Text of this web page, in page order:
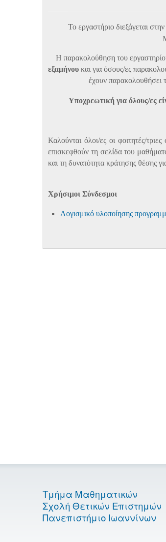
Το εργαστήριο διεξάγεται
Η παρακολούθηση του
εξαμήνου και για όσους/ες
έχουν παρακολουθήσει
Υποχρεωτική για όλους/ες
Καλούνται όλοι/ες οι φοιτητές/
επισκεφθούν τη σελίδα του
και τη δυνατότητα κράτησης θέσης
Χρήσιμοι Σύνδεσμοι
Λογισμικό υλοποίησης
Τμήμα Μαθηματικών
Σχολή Θετικών Επιστημών
Πανεπιστήμιο Ιωαννίνων